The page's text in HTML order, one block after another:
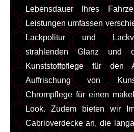
Lebensdauer Ihres
Leistungen umfassen
Lackpolitur und
strahlenden Glanz und
Kunststoffpflege für den
Auffrischung von
Chrompflege für einen
Look. Zudem bieten wir
Cabrioverdecke an, die